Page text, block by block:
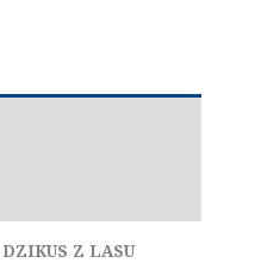
Z LASU